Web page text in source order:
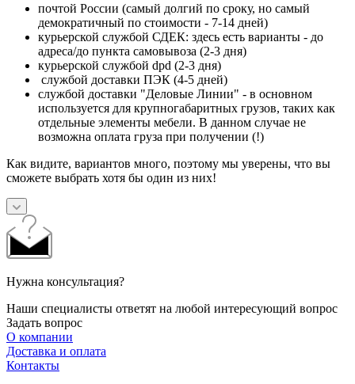
почтой России (самый долгий по сроку, но самый
демократичный по стоимости - 7-14 дней)
курьерской службой СДЕК: здесь есть варианты - до
адреса/до пункта самовывоза (2-3 дня)
курьерской службой dpd (2-3 дня)
службой доставки ПЭК (4-5 дней)
службой доставки "Деловые Линии" - в основном
используется для крупногабаритных грузов, таких как
отдельные элементы мебели. В данном случае не
возможна оплата груза при получении (!)
Как видите, вариантов много, поэтому мы уверены, что вы
сможете выбрать хотя бы один из них!
Нужна консультация?
Наши специалисты ответят на любой интересующий вопрос
Задать вопрос
О компании
Доставка и оплата
Контакты